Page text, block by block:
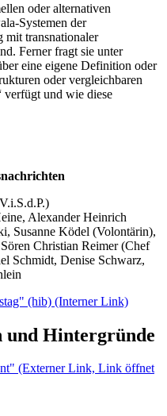
oder alternativen
Systemen der
mit transnationaler
Ferner fragt sie unter
eine eigene Definition oder
oder vergleichbaren
verfügt und wie diese
Alexander Heinrich
Susanne Ködel (Volontärin),
Christian Reimer (Chef
Schmidt, Denise Schwarz,
(hib) (Interner Link)
und Hintergründe
(Externer Link, Link öffnet